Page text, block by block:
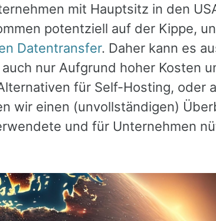
mit Hauptsitz in den
potentziell auf der Kippe,
Datentransfer. Daher kann es
nur Aufgrund hoher Kosten
für Self-Hosting, oder
wir einen (unvollständigen)
und für Unternehmen